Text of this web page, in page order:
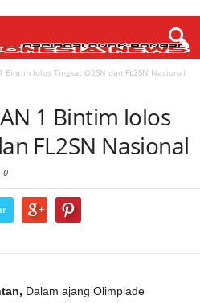
Bintim lolos Tingkat O2SN dan FL2SN Nasional
1 Bintim lolos
FL2SN Nasional
0
Dalam ajang Olimpiade